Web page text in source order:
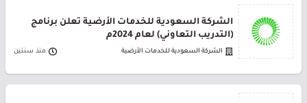
الشركة السعودية للخدمات الأرضية تعلن برنامج
(التدريب التعاوني) لعام 2024م
الشركة السعودية للخدمات الأرضية منذ سنتين